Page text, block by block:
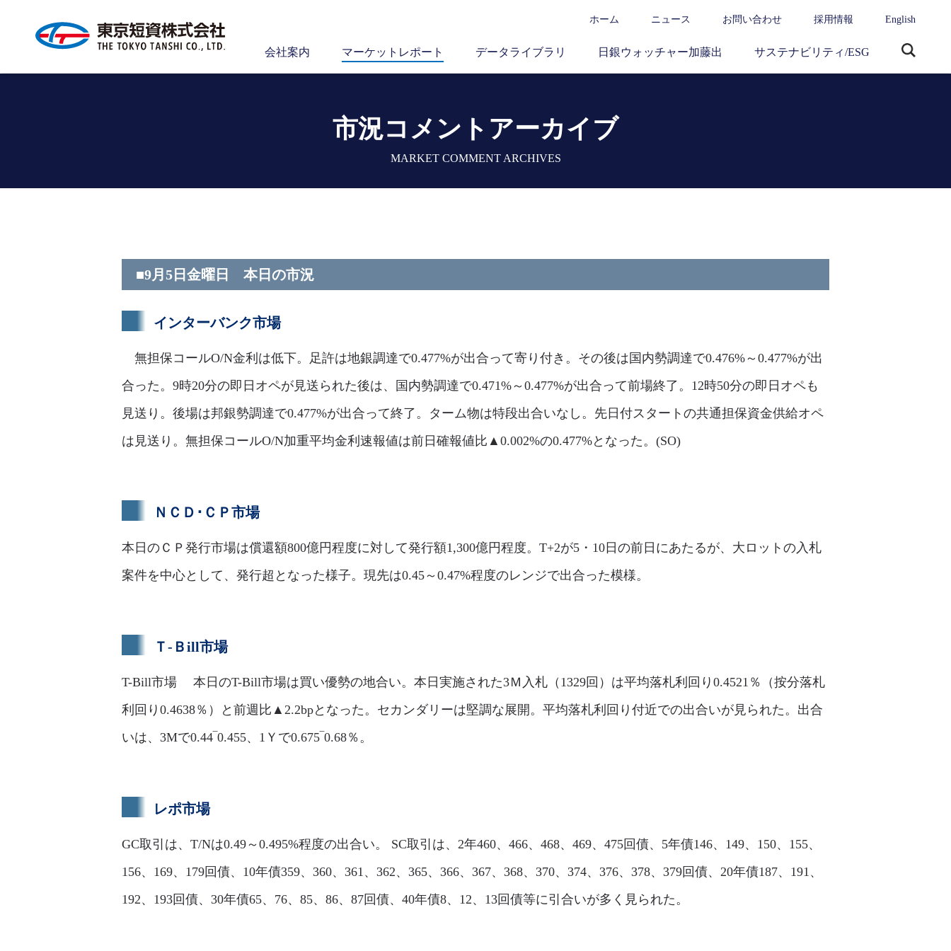
ホーム ニュース お問い合わせ 採用情報 English
会社案内 マーケットレポート データライブラリ 日銀ウォッチャー加藤出 サステナビリティ/ESG
市況コメントアーカイブ
MARKET COMMENT ARCHIVES
■9月5日金曜日 本日の市況
インターバンク市場
無担保コールO/N金利は低下。足許は地銀調達で0.477%が出合って寄り付き。その後は国内勢調達で0.476%～0.477%が出
合った。9時20分の即日オペが見送られた後は、国内勢調達で0.471%～0.477%が出合って前場終了。12時50分の即日オペも
見送り。後場は邦銀勢調達で0.477%が出合って終了。ターム物は特段出合いなし。先日付スタートの共通担保資金供給オペ
は見送り。無担保コールO/N加重平均金利速報値は前日確報値比▲0.002%の0.477%となった。(SO)
ＮＣＤ･ＣＰ市場
本日のＣＰ発行市場は償還額800億円程度に対して発行額1,300億円程度。T+2が5・10日の前日にあたるが、大ロットの入札
案件を中心として、発行超となった様子。現先は0.45～0.47%程度のレンジで出合った模様。
Ｔ-Ｂill市場
T-Bill市場 本日のT-Bill市場は買い優勢の地合い。本日実施された3Ｍ入札（1329回）は平均落札利回り0.4521％（按分落札
利回り0.4638％）と前週比▲2.2bpとなった。セカンダリーは堅調な展開。平均落札利回り付近での出合いが見られた。出合
いは、3Mで0.44‾0.455、1Ｙで0.675‾0.68％。
レポ市場
GC取引は、T/Nは0.49～0.495%程度の出合い。 SC取引は、2年460、466、468、469、475回債、5年債146、149、150、155、
156、169、179回債、10年債359、360、361、362、365、366、367、368、370、374、376、378、379回債、20年債187、191、
192、193回債、30年債65、76、85、86、87回債、40年債8、12、13回債等に引合いが多く見られた。